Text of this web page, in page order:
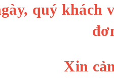
quý khách
Xin